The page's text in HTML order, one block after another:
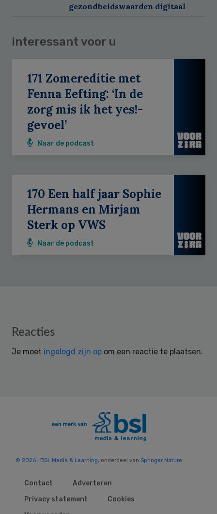
gezondheidswaarden digitaal
Interessant voor u
171 Zomereditie met
Fenna Eefting: ‘In de
zorg mis ik het yes!-
gevoel’
Naar de podcast
170 Een half jaar Sophie
Hermans en Mirjam
Sterk op VWS
Naar de podcast
Reader
Reacties
Je moet ingelogd zijn op om een reactie te plaatsen.
© 2026 | BSL Media & Learning, onderdeel van Springer Nature
Contact
Adverteren
Privacy statement
Cookies